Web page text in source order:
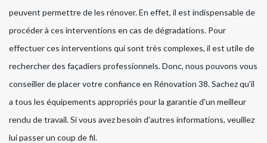
peuvent permettre de les rénover. En effet, il est indispensable de
procéder à ces interventions en cas de dégradations. Pour
effectuer ces interventions qui sont très complexes, il est utile de
rechercher des façadiers professionnels. Donc, nous pouvons vous
conseiller de placer votre confiance en Rénovation 38. Sachez qu'il
a tous les équipements appropriés pour la garantie d'un meilleur
rendu de travail. Si vous avez besoin d'autres informations, veuillez
lui passer un coup de fil.